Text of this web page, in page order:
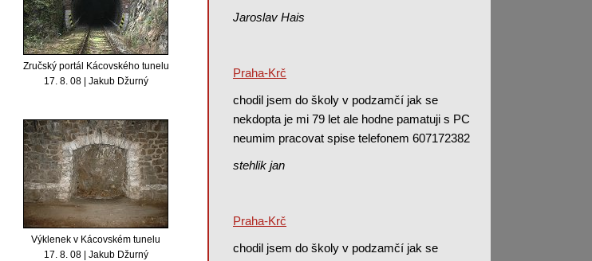
Jaroslav Hais
Praha-Krč
chodil jsem do školy v podzamčí jak se
nekdopta je mi 79 let ale hodne pamatuji s PC
neumim pracovat spise telefonem 607172382
stehlik jan
Praha-Krč
chodil jsem do školy v podzamčí jak se
Zručský portál Kácovského tunelu
17. 8. 08 | Jakub Džurný
Výklenek v Kácovském tunelu
17. 8. 08 | Jakub Džurný